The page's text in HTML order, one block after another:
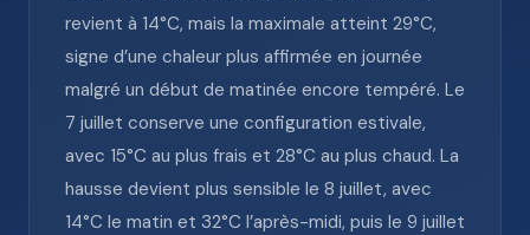
revient à 14°C, mais la maximale atteint 29°C,
signe d’une chaleur plus affirmée en journée
malgré un début de matinée encore tempéré. Le
7 juillet conserve une configuration estivale,
avec 15°C au plus frais et 28°C au plus chaud. La
hausse devient plus sensible le 8 juillet, avec
14°C le matin et 32°C l’après-midi, puis le 9 juillet